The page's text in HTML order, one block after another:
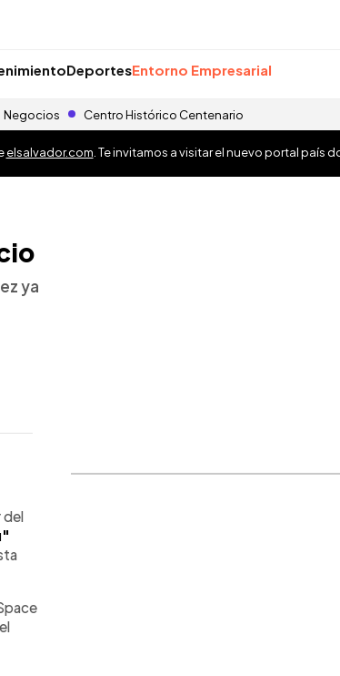
DeportesEntorno Empresarial
Negocios Centro Histórico Centenario
elsalvador.com . Te invitamos a visitar el nuevo portal país
ya
del